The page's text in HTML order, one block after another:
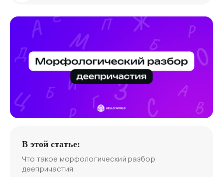
В этой статье:
Что такое морфологический разбор
деепричастия